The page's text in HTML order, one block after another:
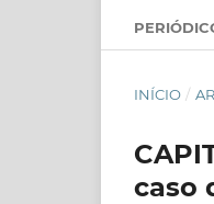
INÍCIO /
caso